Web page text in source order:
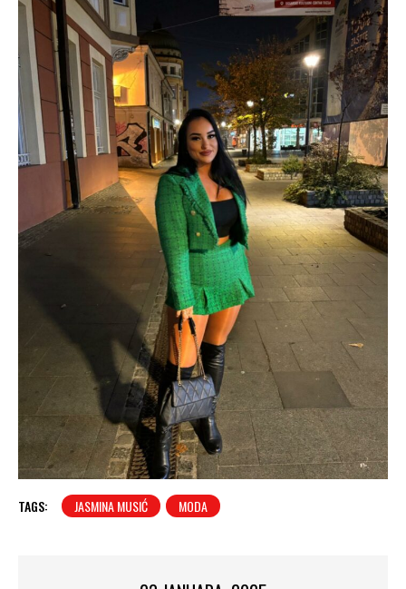
TAGS: JASMINA MUSIĆ MODA